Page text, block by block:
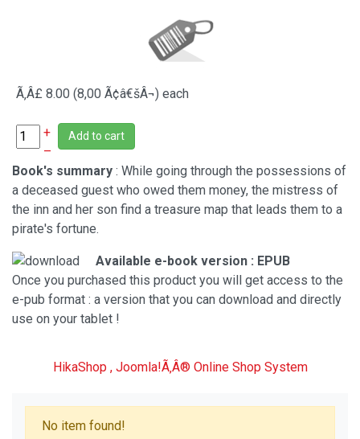
Ã‚Â£ 8.00 (8,00 Ã¢â€šÂ¬) each
+
–
Add to cart
Book's summary : While going through the possessions of
a deceased guest who owed them money, the mistress of
the inn and her son find a treasure map that leads them to a
pirate's fortune.
Available e-book version : EPUB
Once you purchased this product you will get access to the
e-pub format : a version that you can download and directly
use on your tablet !
HikaShop , Joomla!Ã‚Â® Online Shop System
No item found!